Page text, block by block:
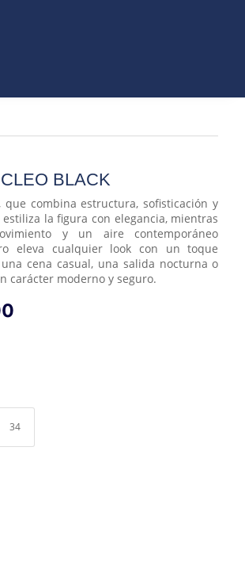
BLACK
combina estructura, sofisticación y
la figura con elegancia, mientras
y un aire contemporáneo
eleva cualquier look con un toque
cena casual, una salida nocturna o
carácter moderno y seguro.
EL
34